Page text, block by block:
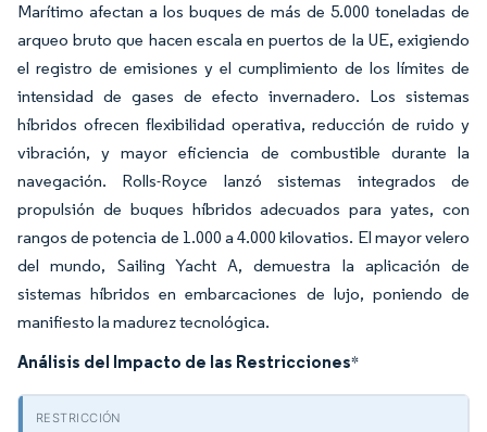
Marítimo afectan a los buques de más de 5.000 toneladas de
arqueo bruto que hacen escala en puertos de la UE, exigiendo
el registro de emisiones y el cumplimiento de los límites de
intensidad de gases de efecto invernadero. Los sistemas
híbridos ofrecen flexibilidad operativa, reducción de ruido y
vibración, y mayor eficiencia de combustible durante la
navegación. Rolls-Royce lanzó sistemas integrados de
propulsión de buques híbridos adecuados para yates, con
rangos de potencia de 1.000 a 4.000 kilovatios. El mayor velero
del mundo, Sailing Yacht A, demuestra la aplicación de
sistemas híbridos en embarcaciones de lujo, poniendo de
manifiesto la madurez tecnológica.
Análisis del Impacto de las Restricciones*